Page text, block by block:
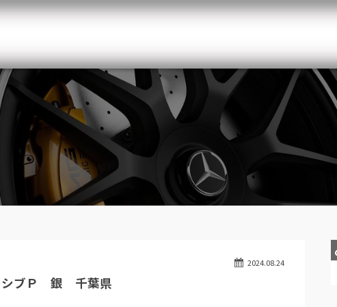
スベンツ専門 千葉北インター店
目玉車両一覧
Features Stock list
Delivery service
ス 買取無料査定
2024.08.24
シブＰ 銀 千葉県